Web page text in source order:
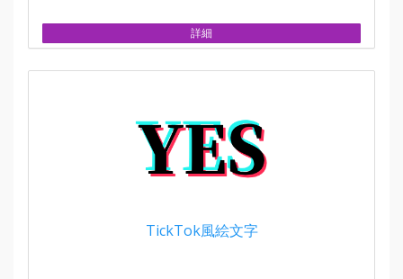
詳細
TickTok風絵文字